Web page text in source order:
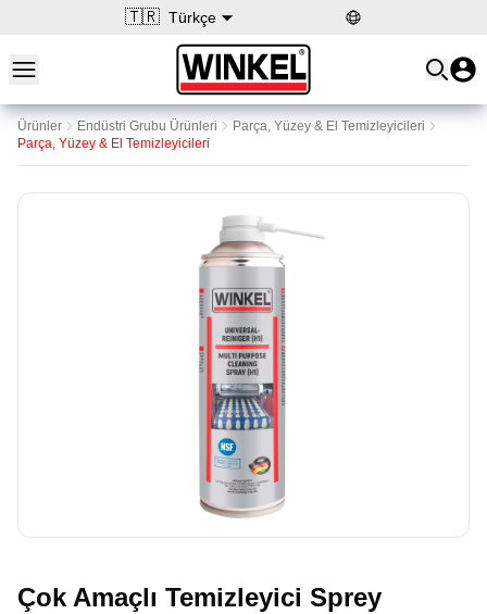
🇹🇷 Türkçe
Open main menu
Winkel
Ürünler Endüstri Grubu Ürünleri
Parça, Yüzey & El Temizleyicileri
Parça, Yüzey & El Temizleyicileri
Çok Amaçlı Temizleyici Sprey